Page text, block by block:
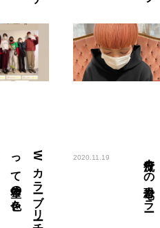
W
カ
ラ
ーブ
リ
ーチ
を
使
っ
て
希望の
色を 2020.11.19 今流行りの恐竜カラー